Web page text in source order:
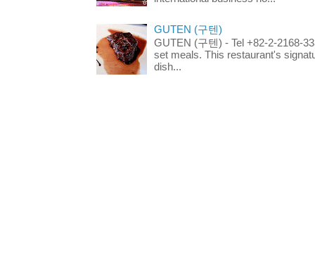
GUTEN (구텐)
GUTEN (구텐) - Tel +82-2-2168-
set meals. This restaurant's
dish...